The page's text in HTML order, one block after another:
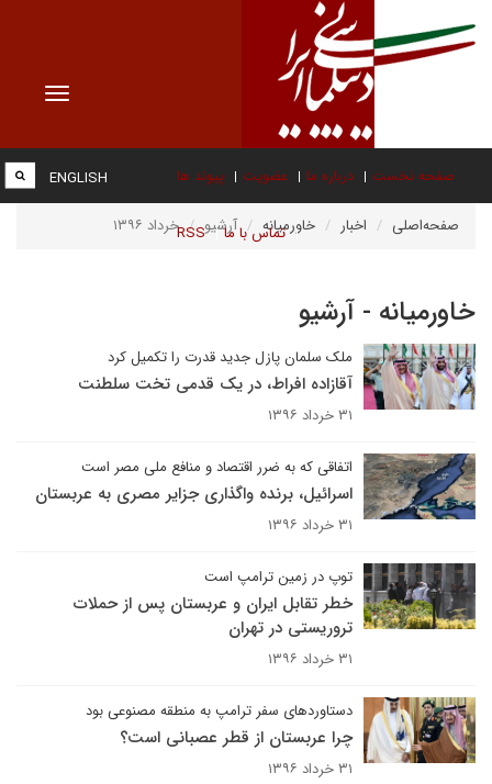
Toggle
صفحه نخست درباره ما عضویت پیوند ها
تماس با ما RSS
ENGLISH
صفحه‌اصلی اخبار خاورمیانه آرشیو خرداد ۱۳۹۶
خاورمیانه - آرشیو
ملک سلمان پازل جدید قدرت را تکمیل کرد
آقازاده افراط، در یک قدمی تخت سلطنت
۳۱ خرداد ۱۳۹۶
اتفاقی که به ضرر اقتصاد و منافع ملی مصر است
اسرائیل، برنده واگذاری جزایر مصری به عربستان
۳۱ خرداد ۱۳۹۶
توپ در زمین ترامپ است
خطر تقابل ایران و عربستان پس از حملات
تروریستی در تهران
۳۱ خرداد ۱۳۹۶
دستاوردهای سفر ترامپ به منطقه مصنوعی بود
چرا عربستان از قطر عصبانی است؟
۳۱ خرداد ۱۳۹۶